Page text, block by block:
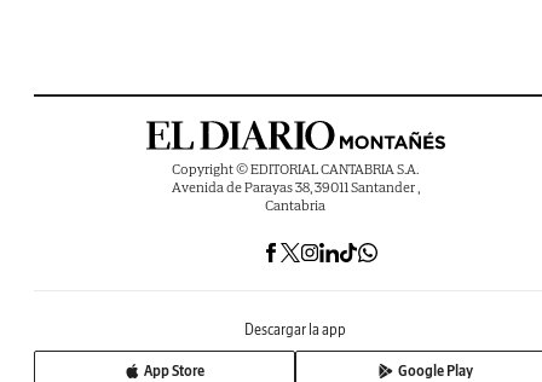
Copyright © EDITORIAL CANTABRIA S.A.
Avenida de Parayas 38, 39011 Santander ,
Cantabria
Descargar la app
App Store Google Play